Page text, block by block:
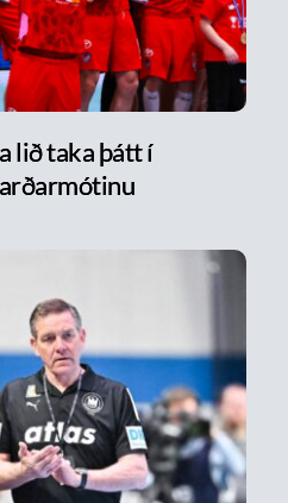
lið taka þátt í